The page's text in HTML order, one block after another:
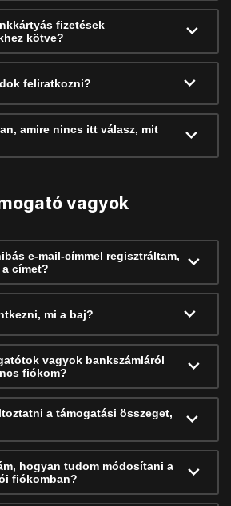
fizetések
kötve?
feliratkozni?
amire nincs itt válasz, mit
vagyok
e-mail-címmel regisztráltam,
címet?
mi a baj?
vagyok bankszámláról
fiókom?
a támogatási összeget,
hogyan tudom módosítani a
fiókomban?